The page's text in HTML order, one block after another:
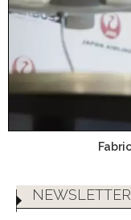
NEWSLETTER